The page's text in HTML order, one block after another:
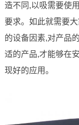
造不同,以吸需要使
要求。如此就需要
的设备因素,对产品
适的产品,才能够在
现好的应用。